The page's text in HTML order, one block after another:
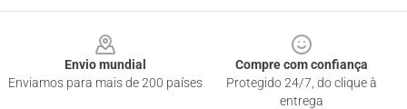
Envio mundial
Enviamos para mais de 200 países
Compre com confiança
Protegido 24/7, do clique à
entrega